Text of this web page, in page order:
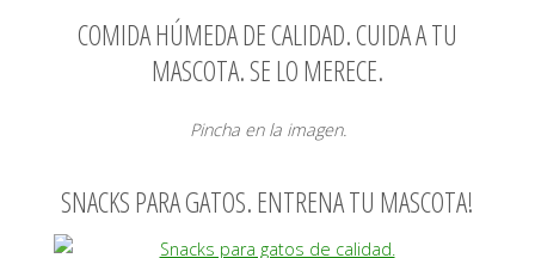
COMIDA HÚMEDA DE CALIDAD. CUIDA A TU
MASCOTA. SE LO MERECE.
Pincha en la imagen.
SNACKS PARA GATOS. ENTRENA TU MASCOTA!